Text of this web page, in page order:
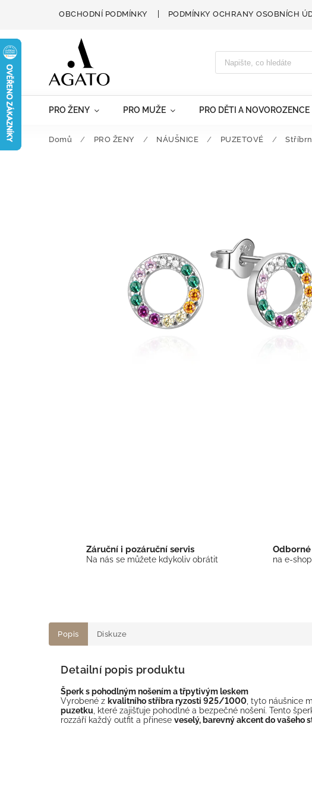
OBCHODNÍ PODMÍNKY PODMÍNKY OCHRANY OSOBNÍCH
PRO ŽENY PRO MUŽE PRO DĚTI A NOVOROZENCE
Domů / PRO ŽENY / NÁUŠNICE / PUZETOVÉ /
Záruční i pozáruční servis
Na nás se můžete kdykoliv obrátit na e-
Popis Diskuze
Detailní popis produktu
Šperk s pohodlným nošením a třpytivým leskem
Vyrobené z kvalitního stříbra ryzosti 925/1000, tyto náušnice
puzetku, které zajišťuje pohodlné a bezpečné nošení. Tento
rozzáří každý outfit a přinese veselý, barevný akcent do vašeho